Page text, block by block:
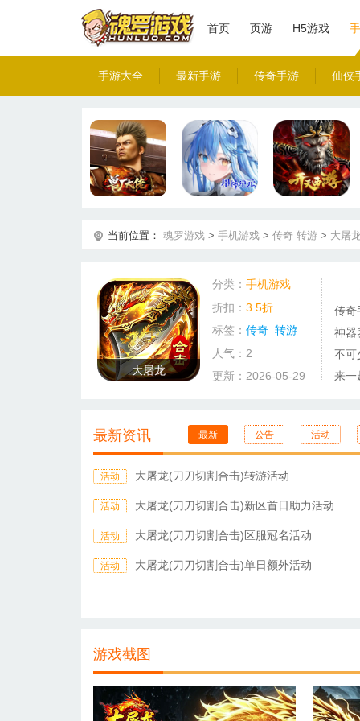
首页 页游 H5游戏
手游大全 最新手游 传奇手游 仙侠
当前位置： 魂罗游戏 > 手机游戏 > 传奇 转游 > 大屠
大屠龙
分类： 手机游戏
折扣： 3.5折
标签： 传奇 转游
人气：2
更新：2026-05-29
传奇
神器
不可
来一
最新资讯 最新 公告 活动
活动 大屠龙(刀刀切割合击)转游活动
活动 大屠龙(刀刀切割合击)新区首日助力活动
活动 大屠龙(刀刀切割合击)区服冠名活动
活动 大屠龙(刀刀切割合击)单日额外活动
游戏截图